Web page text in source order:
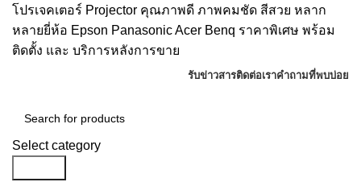
โปรเจคเตอร์ Projector คุณภาพดี ภาพคมชัด สีสวย หลาก
หลายยี่ห้อ Epson Panasonic Acer Benq ราคาพิเศษ พร้อม
ติดตั้ง และ บริการหลังการขาย
รับข่าวสารติดต่อเราคำถามที่พบบ่อย
Select category